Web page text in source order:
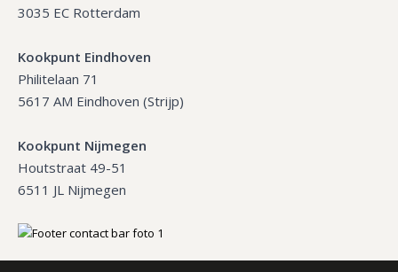
3035 EC Rotterdam
Kookpunt Eindhoven
Philitelaan 71
5617 AM Eindhoven (Strijp)
Kookpunt Nijmegen
Houtstraat 49-51
6511 JL Nijmegen